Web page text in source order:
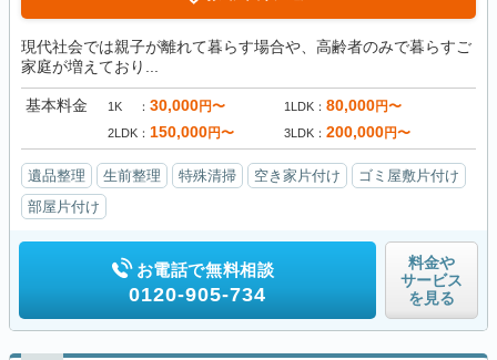
現代社会では親子が離れて暮らす場合や、高齢者のみで暮らすご
家庭が増えており...
基本料金 1K 30,000円〜 1LDK 80,000円〜
2LDK 150,000円〜 3LDK 200,000円〜
遺品整理 生前整理 特殊清掃 空き家片付け
ゴミ屋敷片付け
部屋片付け
お電話で無料相談
0120-905-734
料金や
サービス
を見る